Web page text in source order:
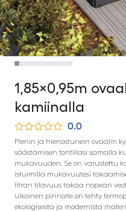
1,85×0,95m
kamiinalla
0.0
Pienin ja hienostunein ovaalin
säästämisen tontillasi samalla
mukavuuden. Se on varustettu
istuimilla mukavuutesi
litran tilavuus takaa nopean
ulkoinen pinnoite on tehty
ekologisesta ja modernista